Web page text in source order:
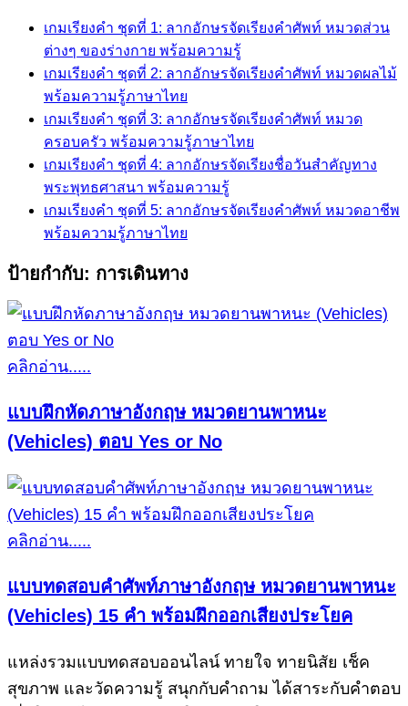
เกมเรียงคำ ชุดที่ 1: ลากอักษรจัดเรียงคำศัพท์ หมวดส่วน
ต่างๆ ของร่างกาย พร้อมความรู้
เกมเรียงคำ ชุดที่ 2: ลากอักษรจัดเรียงคำศัพท์ หมวดผลไม้
พร้อมความรู้ภาษาไทย
เกมเรียงคำ ชุดที่ 3: ลากอักษรจัดเรียงคำศัพท์ หมวด
ครอบครัว พร้อมความรู้ภาษาไทย
เกมเรียงคำ ชุดที่ 4: ลากอักษรจัดเรียงชื่อวันสำคัญทาง
พระพุทธศาสนา พร้อมความรู้
เกมเรียงคำ ชุดที่ 5: ลากอักษรจัดเรียงคำศัพท์ หมวดอาชีพ
พร้อมความรู้ภาษาไทย
ป้ายกำกับ: การเดินทาง
คลิกอ่าน.....
แบบฝึกหัดภาษาอังกฤษ หมวดยานพาหนะ
(Vehicles) ตอบ Yes or No
คลิกอ่าน.....
แบบทดสอบคำศัพท์ภาษาอังกฤษ หมวดยานพาหนะ
(Vehicles) 15 คำ พร้อมฝึกออกเสียงประโยค
แหล่งรวมแบบทดสอบออนไลน์ ทายใจ ทายนิสัย เช็ค
สุขภาพ และวัดความรู้ สนุกกับคำถาม ได้สาระกับคำตอบ